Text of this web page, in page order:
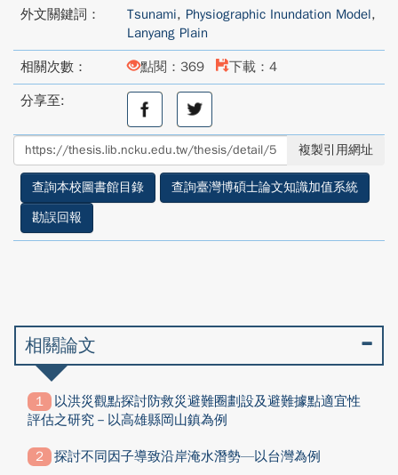
外文關鍵詞： Tsunami, Physiographic Inundation Model,
Lanyang Plain
相關次數： 點閱：369 下載：4
分享至:
分
至
facebook
分
享
至
twitter
複製引用網址
查詢本校圖書館目錄
查詢臺灣博碩士論文知識加值系統
勘誤回報
相關論文
以洪災觀點探討防救災避難圈劃設及避難據點適宜性
評估之研究－以高雄縣岡山鎮為例
探討不同因子導致沿岸淹水潛勢—以台灣為例